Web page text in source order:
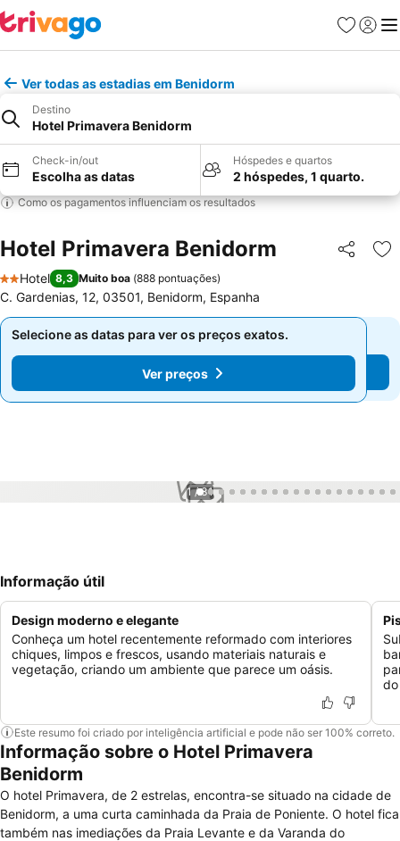
Favoritos
Iniciar
Ver todas as estadias em Benidorm
Destino
Hotel Primavera Benidorm
Check-in/out
Escolha as datas
Hóspedes e quartos
2 hóspedes, 1 quarto.
Como os pagamentos influenciam os resultados
Hotel Primavera Benidorm Partilhar
2 Estrelas
Hotel 8,3 Muito boa (888 pontuações)
C. Gardenias, 12, 03501, Benidorm, Espanha
Selecione as datas para ver os preços exatos.
Ver preços
Selecione as datas para ver os preços exatos.
Ver preços
1 / 31
Informação útil
Design moderno e elegante
Conheça um hotel recentemente reformado com interiores
chiques, limpos e frescos, usando materiais naturais e
vegetação, criando um ambiente que parece um oásis.
Este resumo foi criado por inteligência artificial e pode não ser 100% correto.
Informação sobre o Hotel Primavera
Benidorm
O hotel Primavera, de 2 estrelas, encontra-se situado na cidade de
Benidorm, a uma curta caminhada da Praia de Poniente. O hotel fica
também nas imediações da Praia Levante e da Varanda do